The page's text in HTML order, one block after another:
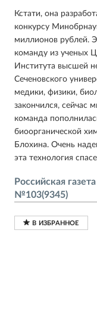
Кстати, она
конкурсу
миллионов рублей.
команду из ученых
Института высшей
Сеченовского
медики, физики,
закончился, сейчас
команда
биоорганической
Блохина. Очень
эта технология
Российская
№103(9345)